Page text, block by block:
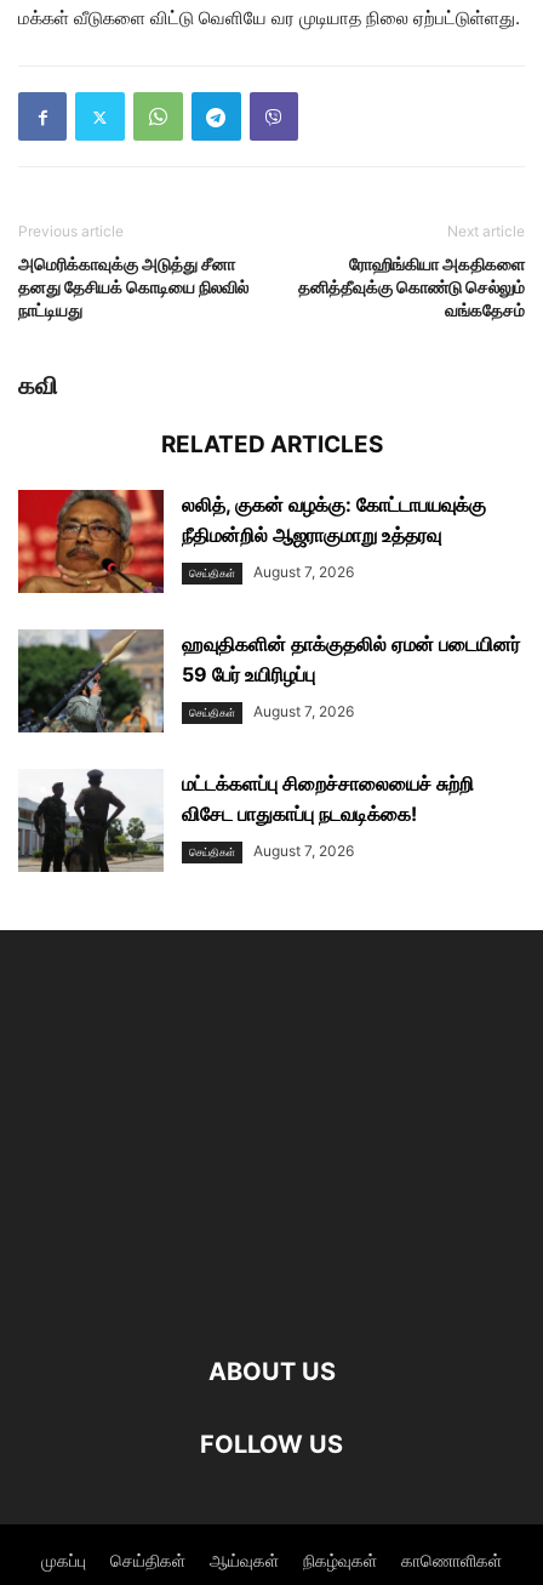
மக்கள் வீடுகளை விட்டு வெளியே வர முடியாத நிலை ஏற்பட்டுள்ளது.
Previous article
அமெரிக்காவுக்கு அடுத்து சீனா
தனது தேசியக் கொடியை நிலவில்
நாட்டியது
Next article
ரோஹிங்கியா அகதிகளை
தனித்தீவுக்கு கொண்டு செல்லும்
வங்கதேசம்
கவி
RELATED ARTICLES
லலித், குகன் வழக்கு: கோட்டாபயவுக்கு
நீதிமன்றில் ஆஜராகுமாறு உத்தரவு
செய்திகள் August 7, 2026
ஹவுதிகளின் தாக்குதலில் ஏமன் படையினர்
59 பேர் உயிரிழப்பு
செய்திகள் August 7, 2026
மட்டக்களப்பு சிறைச்சாலையைச் சுற்றி
விசேட பாதுகாப்பு நடவடிக்கை!
செய்திகள் August 7, 2026
ABOUT US
FOLLOW US
முகப்பு செய்திகள் ஆய்வுகள் நிகழ்வுகள் காணொளிகள்